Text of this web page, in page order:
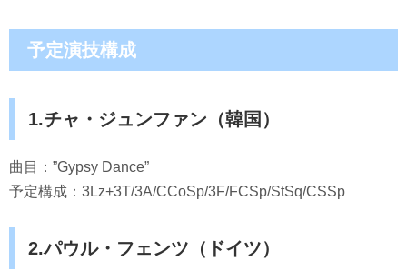
予定演技構成
1.チャ・ジュンファン（韓国）
曲目：”Gypsy Dance”
予定構成：3Lz+3T/3A/CCoSp/3F/FCSp/StSq/CSSp
2.パウル・フェンツ（ドイツ）